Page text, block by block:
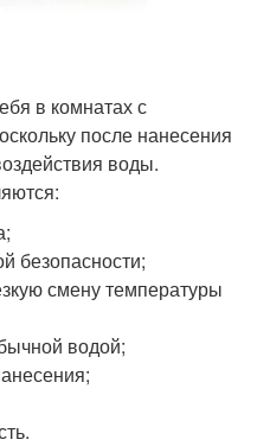
в комнатах с
после нанесения
воды.
безопасности;
смену температуры
водой;